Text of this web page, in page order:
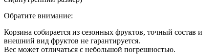
Обратите внимание:
Корзина собирается из сезонных фруктов, точный состав и
внешний вид фруктов не гарантируется.
Вес может отличаться с небольшой погрешностью.